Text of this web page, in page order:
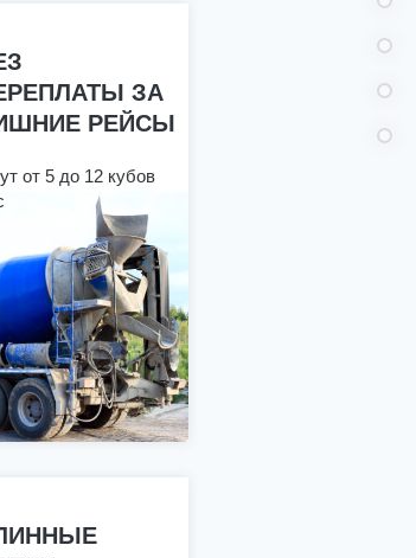
ЗА
РЕЙСЫ
от 5 до 12 кубов